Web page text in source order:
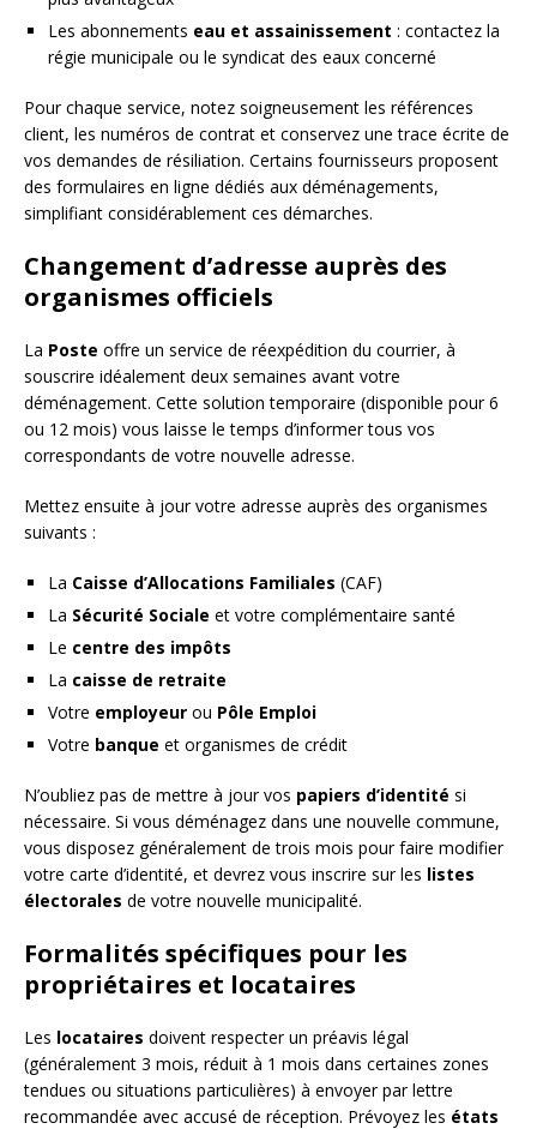
Les abonnements eau et assainissement : contactez la
régie municipale ou le syndicat des eaux concerné
Pour chaque service, notez soigneusement les références
client, les numéros de contrat et conservez une trace écrite de
vos demandes de résiliation. Certains fournisseurs proposent
des formulaires en ligne dédiés aux déménagements,
simplifiant considérablement ces démarches.
Changement d’adresse auprès des
organismes officiels
La Poste offre un service de réexpédition du courrier, à
souscrire idéalement deux semaines avant votre
déménagement. Cette solution temporaire (disponible pour 6
ou 12 mois) vous laisse le temps d’informer tous vos
correspondants de votre nouvelle adresse.
Mettez ensuite à jour votre adresse auprès des organismes
suivants :
La Caisse d’Allocations Familiales (CAF)
La Sécurité Sociale et votre complémentaire santé
Le centre des impôts
La caisse de retraite
Votre employeur ou Pôle Emploi
Votre banque et organismes de crédit
N’oubliez pas de mettre à jour vos papiers d’identité si
nécessaire. Si vous déménagez dans une nouvelle commune,
vous disposez généralement de trois mois pour faire modifier
votre carte d’identité, et devrez vous inscrire sur les listes
électorales de votre nouvelle municipalité.
Formalités spécifiques pour les
propriétaires et locataires
Les locataires doivent respecter un préavis légal
(généralement 3 mois, réduit à 1 mois dans certaines zones
tendues ou situations particulières) à envoyer par lettre
recommandée avec accusé de réception. Prévoyez les états